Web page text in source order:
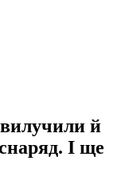
вилучили й
І ще